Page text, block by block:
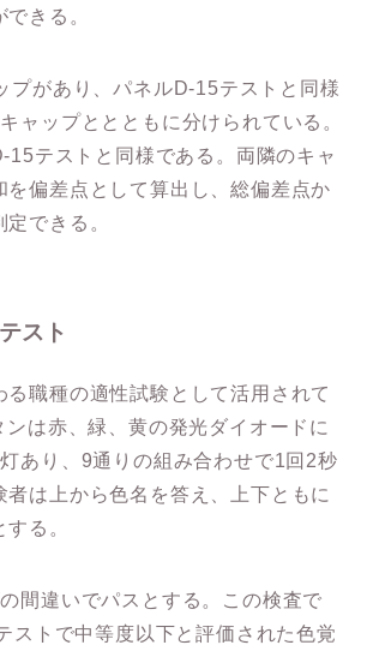
きる。
プがあり、パネルD-15テストと同様
ャップととともに分けられている。
15テストと同様である。両隣のキャ
を偏差点として算出し、総偏差点か
できる。
スト
る職種の適性試験として活用されて
は赤、緑、黄の発光ダイオードに
あり、9通りの組み合わせで1回2秒
者は上から色名を答え、上下ともに
る。
間違いでパスとする。この検査で
ストで中等度以下と評価された色覚